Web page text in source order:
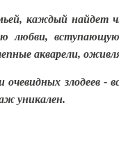
каждый найдет
любви,
акварели,
очевидных злодеев -
уникален.